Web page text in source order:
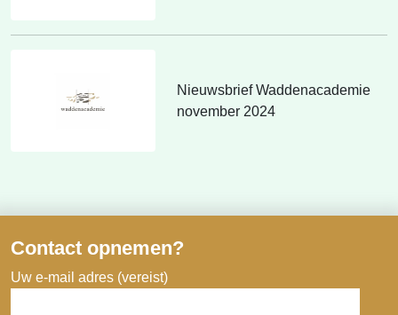
Nieuwsbrief Waddenacademie
november 2024
Contact opnemen?
Uw e-mail adres (vereist)